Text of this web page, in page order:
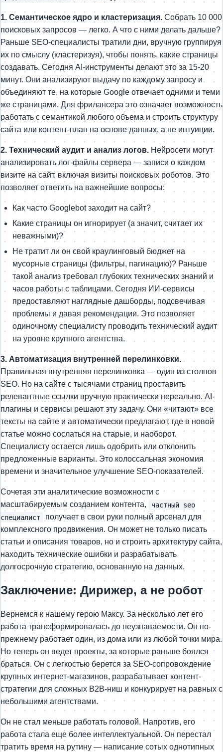
1. Семантическое ядро и кластеризация. Собрать 10 000
поисковых запросов — легко. А что с ними делать дальше?
Раньше SEO-специалисты тратили дни, вручную группируя
их по смыслу (кластеризуя), чтобы понять, какие страницы
создавать. Сегодня AI-инструменты делают это за 15-20
минут. Они анализируют выдачу по каждому запросу и
объединяют те, на которые Google отвечает одними и теми
же страницами. Для фрилансера это означает возможность
работать с семантикой любого объема и строить структуру
сайта или контент-план на основе данных, а не интуиции.
2. Технический аудит и анализ логов. Нейросети могут
анализировать лог-файлы сервера — записи о каждом
визите на сайт, включая визиты поисковых роботов. Это
позволяет ответить на важнейшие вопросы:
Как часто Googlebot заходит на сайт?
Какие страницы он игнорирует (а значит, считает их
неважными)?
Не тратит ли он свой краулинговый бюджет на
мусорные страницы (фильтры, пагинацию)? Раньше
такой анализ требовал глубоких технических знаний и
часов работы с таблицами. Сегодня ИИ-сервисы
предоставляют наглядные дашборды, подсвечивая
проблемы и давая рекомендации. Это позволяет
одиночному специалисту проводить технический аудит
на уровне крупного агентства.
3. Автоматизация внутренней перелинковки.
Правильная внутренняя перелинковка — один из столпов
SEO. Но на сайте с тысячами страниц проставить
релевантные ссылки вручную практически нереально. AI-
плагины и сервисы решают эту задачу. Они «читают» все
тексты на сайте и автоматически предлагают, где в новой
статье можно сослаться на старые, и наоборот.
Специалисту остается лишь одобрить или отклонить
предложенные варианты. Это колоссальная экономия
времени и значительное улучшение SEO-показателей.
Сочетая эти аналитические возможности с
масштабируемым созданием контента,
частный seo
специалист
получает в свои руки полный арсенал для
комплексного продвижения. Он может не только писать
статьи и описания товаров, но и строить архитектуру сайта,
находить технические ошибки и разрабатывать
долгосрочную стратегию, основанную на данных.
Заключение: Дирижер, а не робот
Вернемся к нашему герою Максу. За несколько лет его
работа трансформировалась до неузнаваемости. Он по-
прежнему работает один, из дома или из любой точки мира.
Но теперь он ведет проекты, за которые раньше боялся
браться. Он с легкостью берется за SEO-сопровождение
крупных интернет-магазинов, разрабатывает контент-
стратегии для сложных B2B-ниш и конкурирует на равных с
небольшими агентствами.
Он не стал меньше работать головой. Напротив, его
работа стала еще более интеллектуальной. Он перестал
тратить время на рутину — написание сотых однотипных